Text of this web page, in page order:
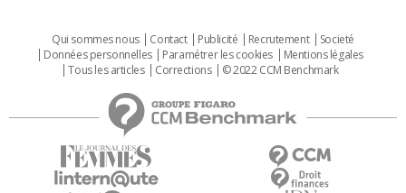
Qui sommes nous Contact Publicité Recrutement
Societé
Données personnelles
Paramétrer les cookies
Mentions légales
Tous les articles
Corrections © 2022 CCM Benchmark